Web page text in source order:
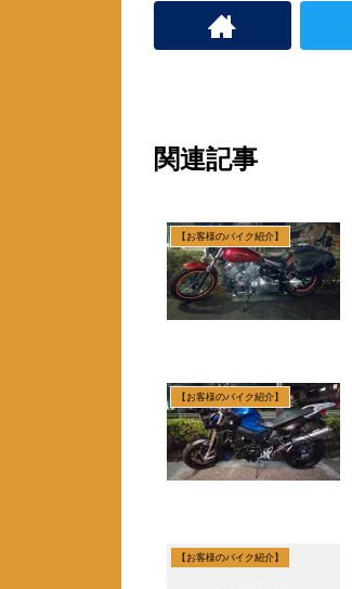
す
関連記事
【お客様のバイク紹介】
【お客様のバイク紹介】
【お客様のバイク紹介】